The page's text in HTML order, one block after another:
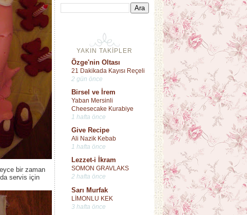
YAKIN TAKİPLER
Özge'nin Oltası
21 Dakikada Kayısı Reçeli
2 gün önce
Birsel ve İrem
Yaban Mersinli
Cheesecake Kurabiye
1 hafta önce
Give Recipe
Ali Nazik Kebab
1 hafta önce
Lezzet-i İkram
SOMON GRAVLAKS
2 hafta önce
Sarı Murfak
LİMONLU KEK
3 hafta önce
bir zaman
servis için